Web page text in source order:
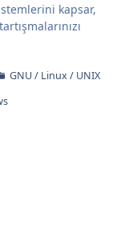
kapsar,
GNU / Linux / UNIX